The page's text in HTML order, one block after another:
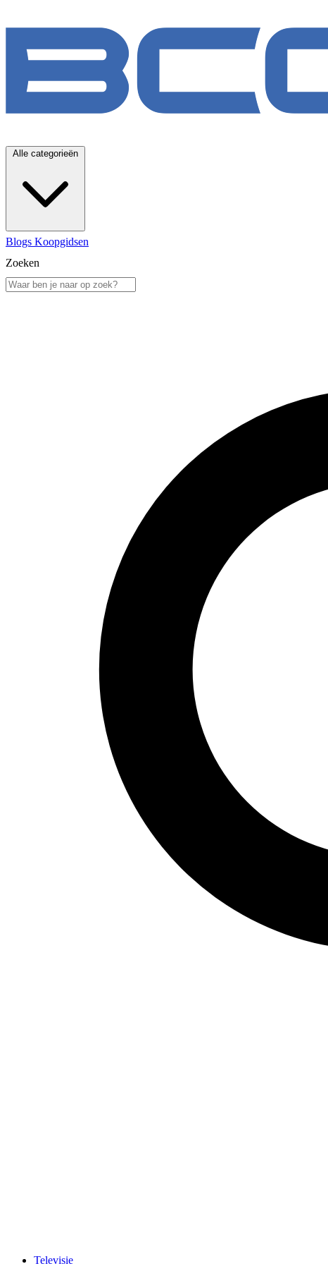
Alle categorieën
Blogs Koopgidsen
Zoeken
Televisie